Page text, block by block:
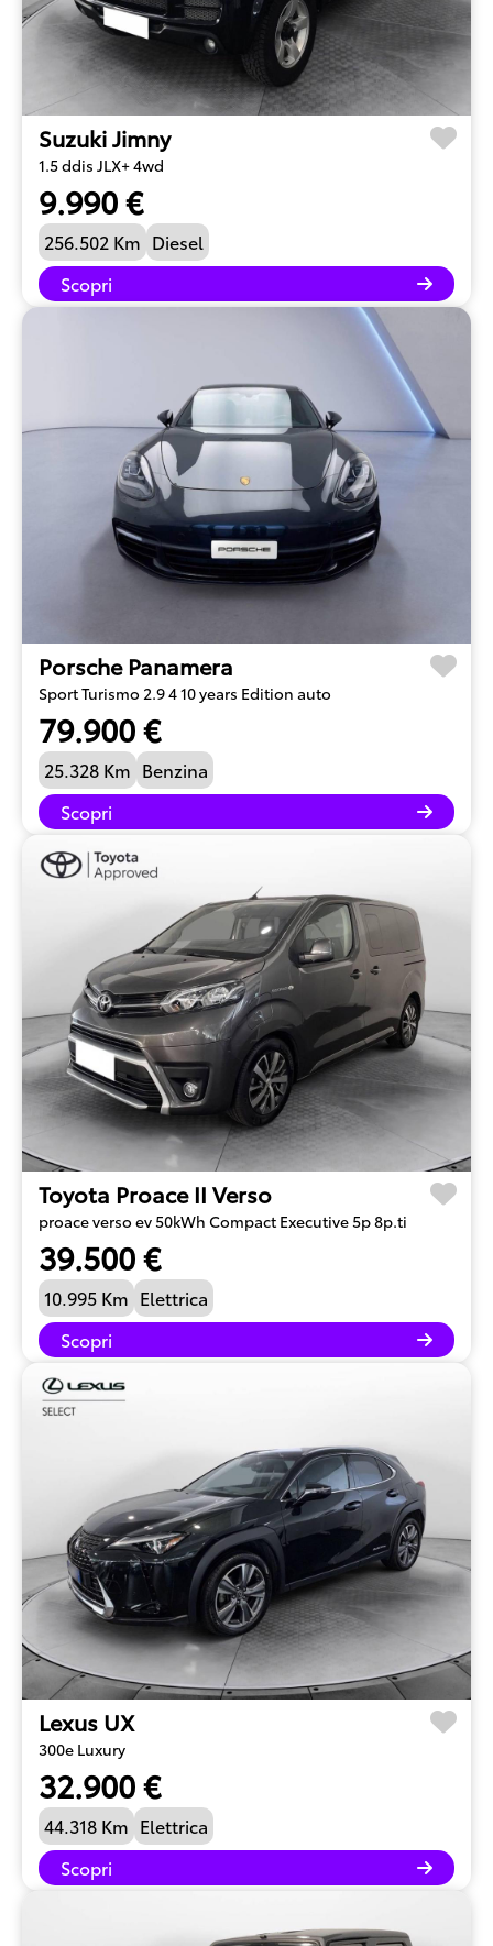
Suzuki Jimny
1.5 ddis JLX+ 4wd
9.990 €
256.502 Km Diesel
Scopri
Porsche Panamera
Sport Turismo 2.9 4 10 years Edition auto
79.900 €
25.328 Km Benzina
Scopri
Toyota Proace II Verso
proace verso ev 50kWh Compact Executive 5p 8p.ti
39.500 €
10.995 Km Elettrica
Scopri
Lexus UX
300e Luxury
32.900 €
44.318 Km Elettrica
Scopri